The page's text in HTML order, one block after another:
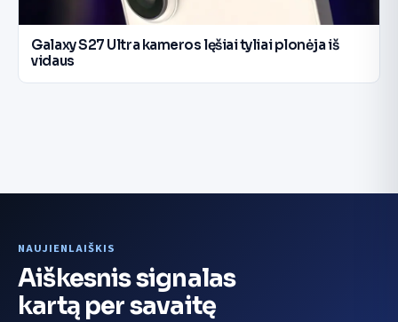
Galaxy S27 Ultra kameros lęšiai tyliai plonėja iš
vidaus
NAUJIENLAIŠKIS
Aiškesnis signalas
kartą per savaitę